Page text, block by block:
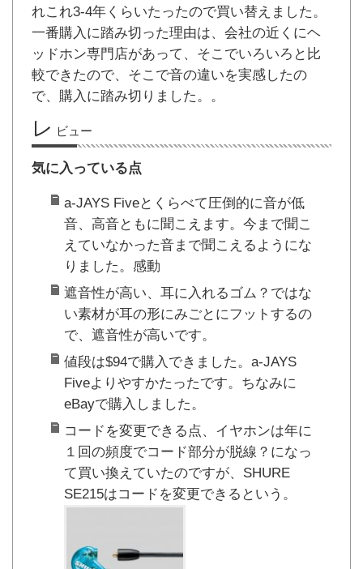
れこれ3-4年くらいたったので買い替えました。
一番購入に踏み切った理由は、会社の近くにヘ
ッドホン専門店があって、そこでいろいろと比
較できたので、そこで音の違いを実感したの
で、購入に踏み切りました。。
レ ビュー
気に入っている点
a-JAYS Fiveとくらべて圧倒的に音が低
音、高音ともに聞こえます。今まで聞こ
えていなかった音まで聞こえるようにな
りました。感動
遮音性が高い、耳に入れるゴム？ではな
い素材が耳の形にみごとにフットするの
で、遮音性が高いです。
値段は$94で購入できました。a-JAYS
Fiveよりやすかたったです。ちなみに
eBayで購入しました。
コードを変更できる点、イヤホンは年に
１回の頻度でコード部分が脱線？になっ
て買い換えていたのですが、SHURE
SE215はコードを変更できるという。